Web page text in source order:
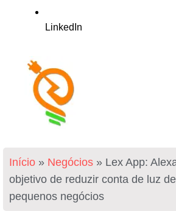
LinkedIn
Início » Negócios » Lex App:
objetivo de reduzir conta de luz
pequenos negócios